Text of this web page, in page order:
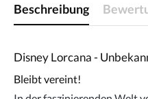
Beschreibung
Disney Lorcana -
Bleibt vereint!